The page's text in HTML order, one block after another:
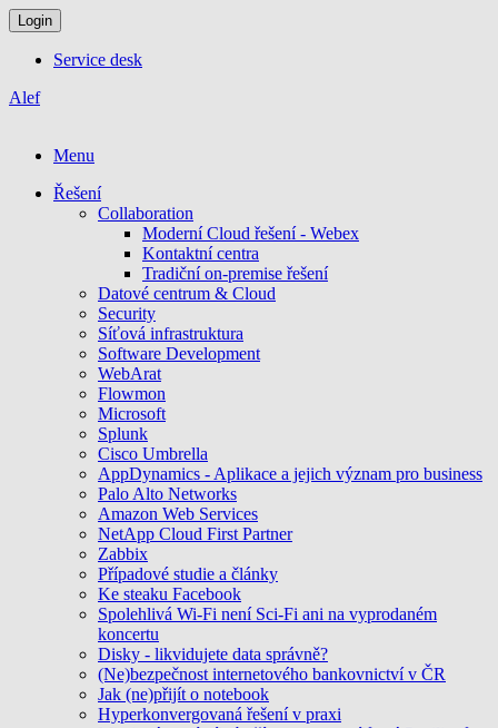
Login
Service desk
Alef
Menu
Řešení
Collaboration
Moderní Cloud řešení - Webex
Kontaktní centra
Tradiční on-premise řešení
Datové centrum & Cloud
Security
Síťová infrastruktura
Software Development
WebArat
Flowmon
Microsoft
Splunk
Cisco Umbrella
AppDynamics - Aplikace a jejich význam pro business
Palo Alto Networks
Amazon Web Services
NetApp Cloud First Partner
Zabbix
Případové studie a články
Ke steaku Facebook
Spolehlivá Wi-Fi není Sci-Fi ani na vyprodaném
koncertu
Disky - likvidujete data správně?
(Ne)bezpečnost internetového bankovnictví v ČR
Jak (ne)přijít o notebook
Hyperkonvergovaná řešení v praxi